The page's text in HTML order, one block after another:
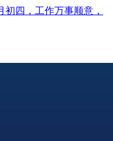
初四，工作万事顺意，